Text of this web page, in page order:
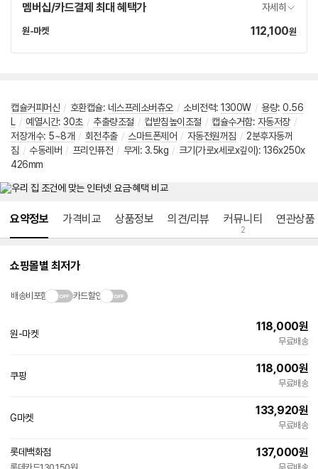
멤버십/카드결제 최대 혜택가 자세히
원-마켓네
가
112,100원
캡슐커피머신 / 호환캡슐: 네스프레소버츄오 / 소비전력: 1300W / 용량: 0.56
L / 예열시간: 30초 / 추출량조절 / 컵받침높이조절 / 캡슐수거함: 자동저장 /
저장개수: 5~8개 / 회전추출 / 스마트폰제어 / 자동전원꺼짐 / 2분후자동꺼
짐 / 수동레버 / 프리인퓨전 / 무게: 3.5kg / 크기(가로x세로x깊이): 136x250x
426mm
요약정보 가격비교 상품정보 의견/리뷰 커뮤니티
2
연관상품
쇼핑몰별 최저가
배송비포함 카드할인
원-마켓
118,000원
무료배송
쿠팡
118,000원
무료배송
G마켓
133,920원
무료배송
롯데백화점 137,000원